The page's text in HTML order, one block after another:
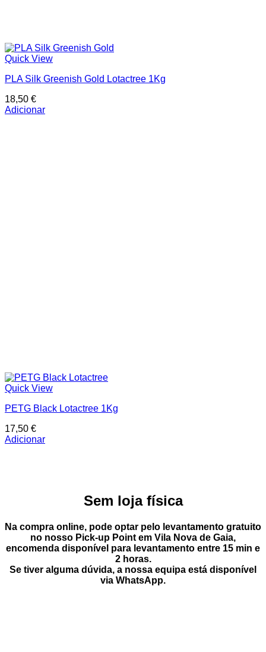
Quick View
PLA Silk Greenish Gold Lotactree 1Kg
18,50 €
Adicionar
Quick View
PETG Black Lotactree 1Kg
17,50 €
Adicionar
Sem loja física
Na compra online, pode optar pelo levantamento gratuito
no nosso Pick-up Point em Vila Nova de Gaia,
encomenda disponível para levantamento entre 15 min e
2 horas.
Se tiver alguma dúvida, a nossa equipa está disponível
via WhatsApp.